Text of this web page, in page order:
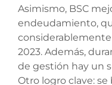
Asimismo, BSC
endeudamiento,
considerablemente
2023. Además,
de gestión hay un
Otro logro clave: se